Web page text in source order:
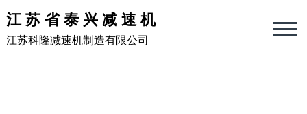
江苏省泰兴减速机
江苏科隆减速机制造有限公司